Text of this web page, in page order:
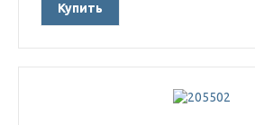
Купить